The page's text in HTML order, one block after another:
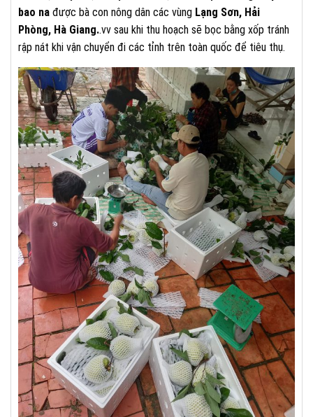
bao na được bà con nông dân các vùng Lạng Sơn, Hải
Phòng, Hà Giang..vv sau khi thu hoạch sẽ bọc bằng xốp tránh
rập nát khi vận chuyển đi các tỉnh trên toàn quốc để tiêu thụ.